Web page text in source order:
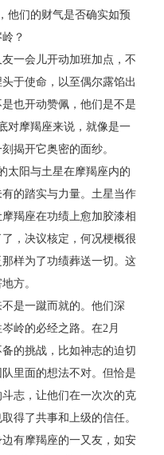
们的财气是否确实如预
？
一会儿开动加班加点，不
于使命，以至偶尔露馅出
也开动赞佩，他们是不是
对摩羯座来说，就像是一
揭开它奥密的面纱。
太阳与土星在摩羯座内的
的踏实与力量。土星当作
羯座在功绩上愈加胶漆相
，决议核定，何况梗概很
样为了功绩葬送一切。这
方。
是一蹴而就的。他们深
岭的必经之路。在2月
的挑战，比如神志的迫切
里面的想法不对。但恰是
志，让他们在一次次的克
得了共事和上级的信任。
有摩羯座的一又友，如安